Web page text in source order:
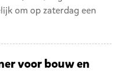
om op zaterdag een
voor bouw en